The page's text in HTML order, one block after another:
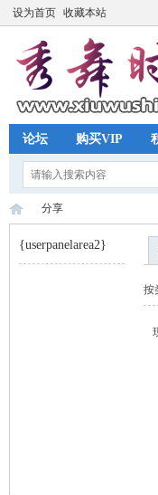
设为首页 收藏本站
论坛 购买VIP
分享
{userpanelarea2}
按